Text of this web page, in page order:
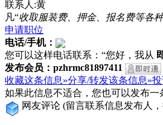
联系人:黄
凡“收取服装费、押金、报名费等各
申请职位
电话/手机：
您可以这样电话联系：“您好，我从
发布会员：pzhrmc81897411
收藏这条信息»分享/转发该条信息»
如果此信息不适合，您也可以发布一
网友评论 (留言联系信息发布人